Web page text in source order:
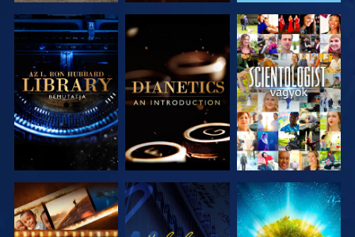
A SOROZAT
RÉSZEI
A SOROZAT
RÉSZEI
MŰSORNÉZÉS
A SOROZAT
MŰSORNÉZÉS
A SOROZAT